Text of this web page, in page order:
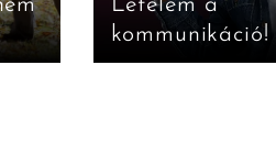
Lételem a
kommunikáció!